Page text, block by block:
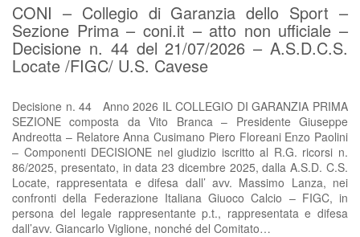
CONI – Collegio di Garanzia dello Sport –
Sezione Prima – coni.it – atto non ufficiale –
Decisione n. 44 del 21/07/2026 – A.S.D.C.S.
Locate /FIGC/ U.S. Cavese
Decisione n. 44 Anno 2026 IL COLLEGIO DI GARANZIA PRIMA
SEZIONE composta da Vito Branca – Presidente Giuseppe
Andreotta – Relatore Anna Cusimano Piero Floreani Enzo Paolini
– Componenti DECISIONE nel giudizio iscritto al R.G. ricorsi n.
86/2025, presentato, in data 23 dicembre 2025, dalla A.S.D. C.S.
Locate, rappresentata e difesa dall’ avv. Massimo Lanza, nei
confronti della Federazione Italiana Giuoco Calcio – FIGC, in
persona del legale rappresentante p.t., rappresentata e difesa
dall’avv. Giancarlo Viglione, nonché del Comitato…